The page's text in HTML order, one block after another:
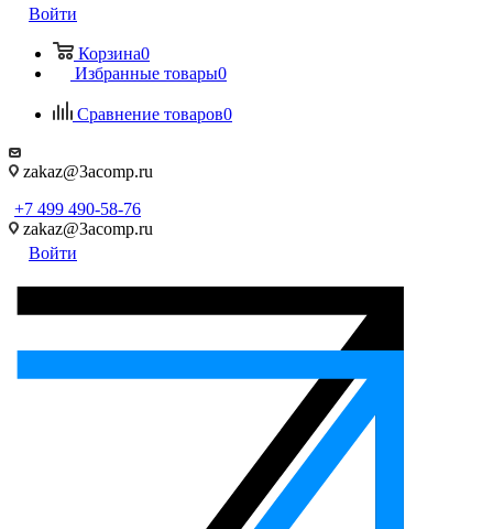
Войти
Корзина0
Избранные товары0
Сравнение товаров0
zakaz@3acomp.ru
+7 499 490-58-76
zakaz@3acomp.ru
Войти